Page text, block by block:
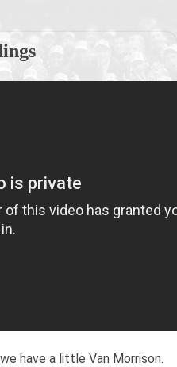
have a little Van Morrison.